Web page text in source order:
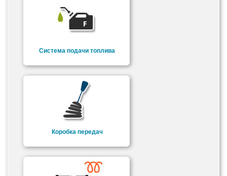
Система подачи топлива
Коробка передач